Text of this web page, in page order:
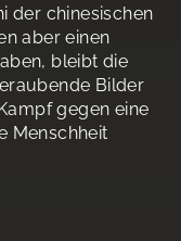
der chinesischen
aber einen
bleibt die
Bilder
gegen eine
Menschheit